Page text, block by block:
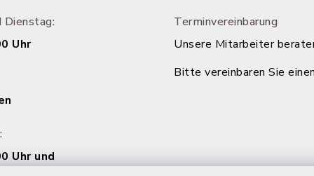
Dienstag:
Uhr
Uhr und
Terminvereinbarung
Unsere Mitarbeiter
Bitte vereinbaren Sie